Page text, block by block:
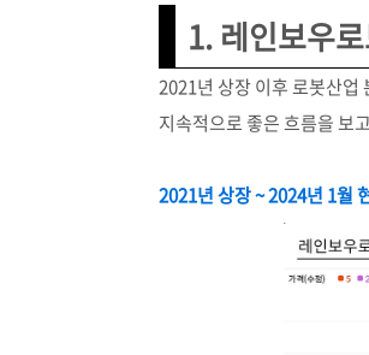
1. 레인보우
2021년 상장 이후 로봇산업
지속적으로 좋은 흐름을 보
2021년 상장 ~ 2024년 1월